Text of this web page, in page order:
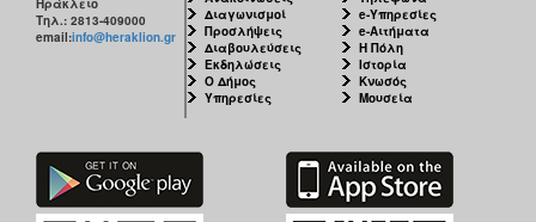
Τηλ.: 2813-409000
email:info@heraklion.gr
Διαγωνισμοί
Προσλήψεις
Διαβουλεύσεις
Εκδηλώσεις
Ο Δήμος
Υπηρεσίες
e-Υπηρεσίες
e-Αιτήματα
Η Πόλη
Ιστορία
Κνωσός
Μουσεία